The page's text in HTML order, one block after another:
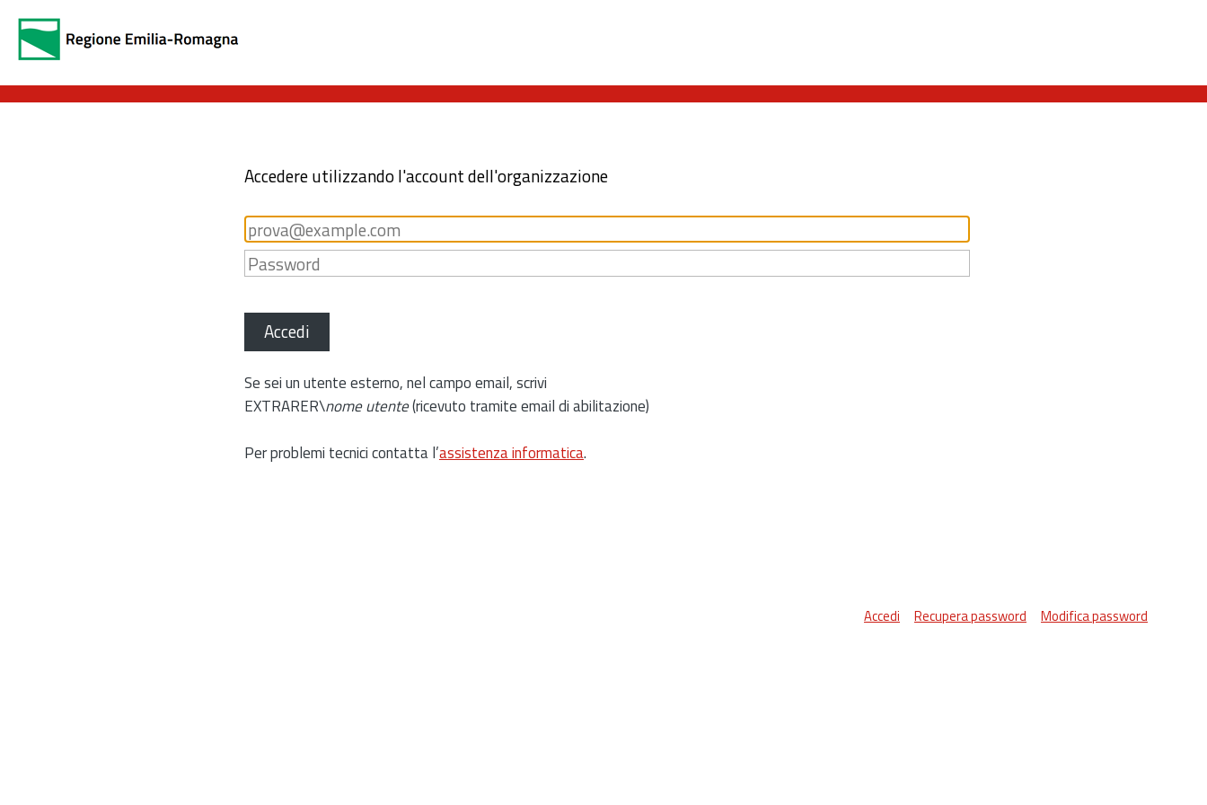
Accedere utilizzando l'account dell'organizzazione
Accedi
Se sei un utente esterno, nel campo email, scrivi
EXTRARER\nome utente(ricevuto tramite email di abilitazione)
Per problemi tecnici contatta l’assistenza informatica.
Accedi Recupera password Modifica password